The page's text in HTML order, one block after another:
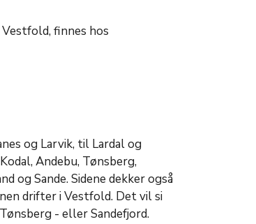
finnes hos
og Larvik, til Lardal og
Andebu, Tønsberg,
og Sande. Sidene dekker også
drifter i Vestfold. Det vil si
- eller Sandefjord.